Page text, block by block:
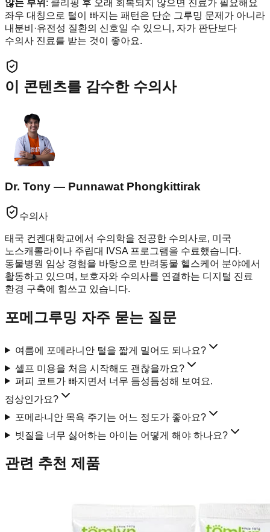
않는 부위 : 클리핑 후 오래 회복되지 않으면 진료가 필요해요
좌우 대칭으로 털이 빠지는 패턴은 단순 그루밍 문제가 아니라
내분비·유전성 질환의 신호일 수 있으니, 자가 판단보다
수의사 진료를 받는 것이 좋아요.
이 콘텐츠를 감수한 수의사
Dr. Tony — Punnawat Phongkittirak
수의사
태국 컨켄대학교에서 수의학을 전공한 수의사로, 미국
노스캐롤라이나 주립대 IVSA 프로그램을 수료했습니다.
동물병원 임상 경험을 바탕으로 반려동물 헬스케어 분야에서
활동하고 있으며, 보호자와 수의사를 연결하는 디지털 진료
환경 구축에 힘쓰고 있습니다.
포메그루밍 자주 묻는 질문
여름에 포메라니안 털을 짧게 밀어도 되나요?
셀프 미용을 처음 시작해도 괜찮을까요?
퍼피 코트가 빠지면서 너무 듬성듬성해 보여요.
정상인가요?
포메라니안 목욕 주기는 어느 정도가 좋아요?
빗질을 너무 싫어하는 아이는 어떻게 해야 하나요?
관련 추천 제품